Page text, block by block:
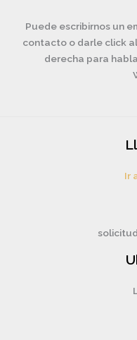
Puede escribirnos un
contacto o darle click
derecha para
Ir